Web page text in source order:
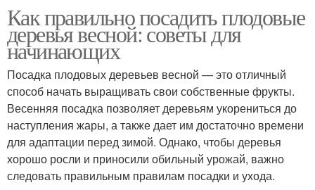
Как правильно посадить плодовые
деревья весной: советы для
начинающих
Посадка плодовых деревьев весной — это отличный
способ начать выращивать свои собственные фрукты.
Весенняя посадка позволяет деревьям укорениться до
наступления жары, а также дает им достаточно времени
для адаптации перед зимой. Однако, чтобы деревья
хорошо росли и приносили обильный урожай, важно
следовать правильным правилам посадки и ухода.